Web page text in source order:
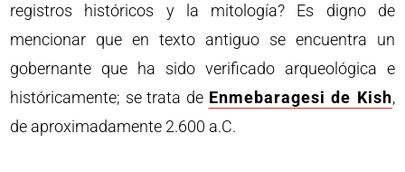
registros históricos y la mitología? Es digno de
mencionar que en texto antiguo se encuentra un
gobernante que ha sido verificado arqueológica e
históricamente; se trata de Enmebaragesi de Kish,
de aproximadamente 2.600 a.C.